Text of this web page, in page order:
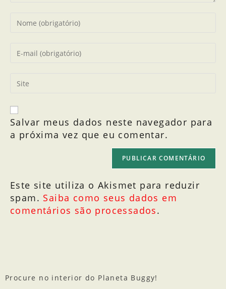
Salvar meus dados neste navegador para
a próxima vez que eu comentar.
Este site utiliza o Akismet para reduzir
spam. Saiba como seus dados em
comentários são processados.
Procure no interior do Planeta Buggy!